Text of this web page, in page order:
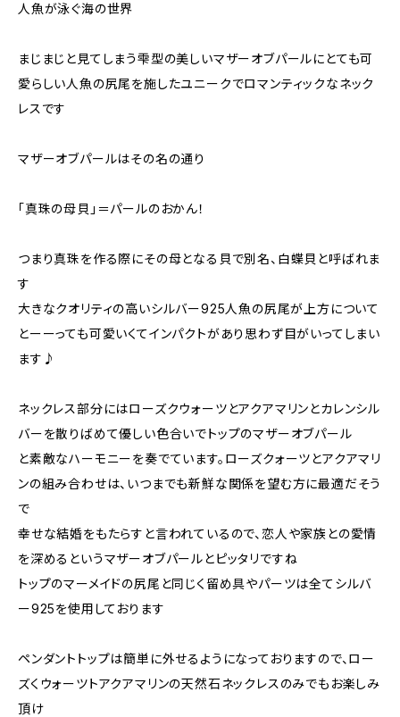
人魚が泳ぐ海の世界
まじまじと見てしまう雫型の美しいマザーオブパールにとても可
愛らしい人魚の尻尾を施したユニークでロマンティックなネック
レスです
マザーオブパールはその名の通り
「真珠の母貝」＝パールのおかん！
つまり真珠を作る際にその母となる貝で別名、白蝶貝と呼ばれま
す
大きなクオリティの高いシルバー925人魚の尻尾が上方について
とーーっても可愛いくてインパクトがあり思わず目がいってしまい
ます♪
ネックレス部分にはローズクウォーツとアクアマリンとカレンシル
バーを散りばめて優しい色合いでトップのマザーオブパール
と素敵なハーモニーを奏でています。ローズクォーツとアクアマリ
ンの組み合わせは、いつまでも新鮮な関係を望む方に最適だそう
で
幸せな結婚をもたらすと言われているので、恋人や家族との愛情
を深めるというマザーオブパールとピッタリですね
トップのマーメイドの尻尾と同じく留め具やパーツは全てシルバ
ー925を使用しております
ペンダントトップは簡単に外せるようになっておりますので、ロー
ズくウォーツトアクアマリンの天然石ネックレスのみでもお楽しみ
頂け